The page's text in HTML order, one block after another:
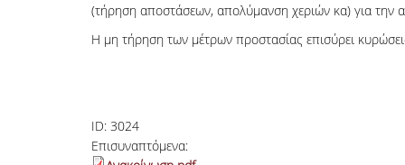
(τήρηση αποστάσεων, απολύμανση χεριών κα) για
Η μη τήρηση των μέτρων προστασίας επισύρει
ID: 3024
Επισυναπτόμενα: